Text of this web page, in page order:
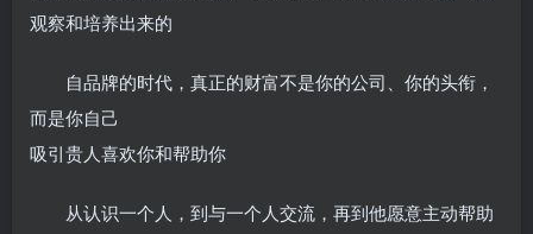
观察和培养出来的
自品牌的时代，真正的财富不是你的公司、你的头衔，
而是你自己
吸引贵人喜欢你和帮助你
从认识一个人，到与一个人交流，再到他愿意主动帮助